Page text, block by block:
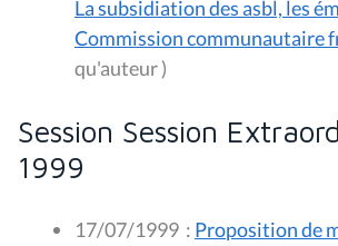
La subsidiation des asbl, les
Commission communautaire
qu'auteur )
Session Session
1999
17/07/1999 : Proposition de